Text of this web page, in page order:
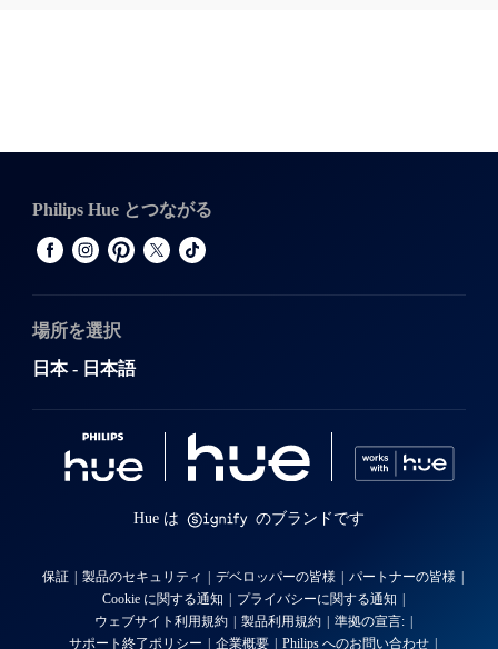
Philips Hue とつながる
場所を選択
日本 - 日本語
Hue は のブランドです
保証 製品のセキュリティ デベロッパーの皆様
パートナーの皆様
Cookie に関する通知
プライバシーに関する通知
ウェブサイト利用規約
製品利用規約
準拠の宣言:
サポート終了ポリシー
企業概要 Philips へのお問い合わせ